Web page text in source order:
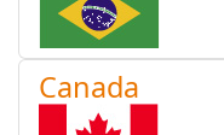
Canada